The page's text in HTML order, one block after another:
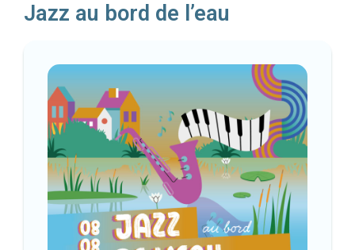
Jazz au bord de l’eau